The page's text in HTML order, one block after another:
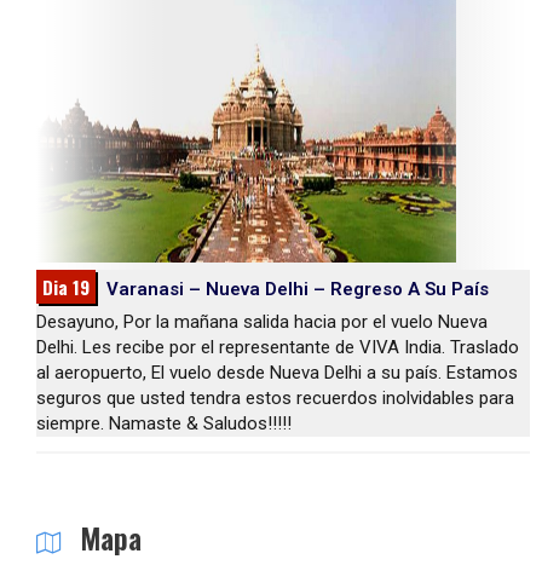
Dia 19
Varanasi – Nueva Delhi – Regreso A Su País
Desayuno, Por la mañana salida hacia por el vuelo Nueva
Delhi. Les recibe por el representante de VIVA India. Traslado
al aeropuerto, El vuelo desde Nueva Delhi a su país. Estamos
seguros que usted tendra estos recuerdos inolvidables para
siempre. Namaste & Saludos!!!!!
Mapa